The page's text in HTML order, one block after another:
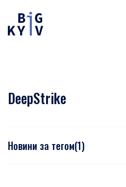
DeepStrike
Новини за тегом(1)